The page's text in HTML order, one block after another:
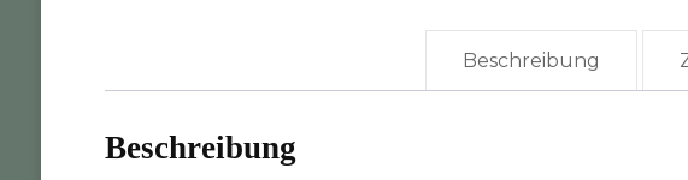
Beschreibung
Beschreibung